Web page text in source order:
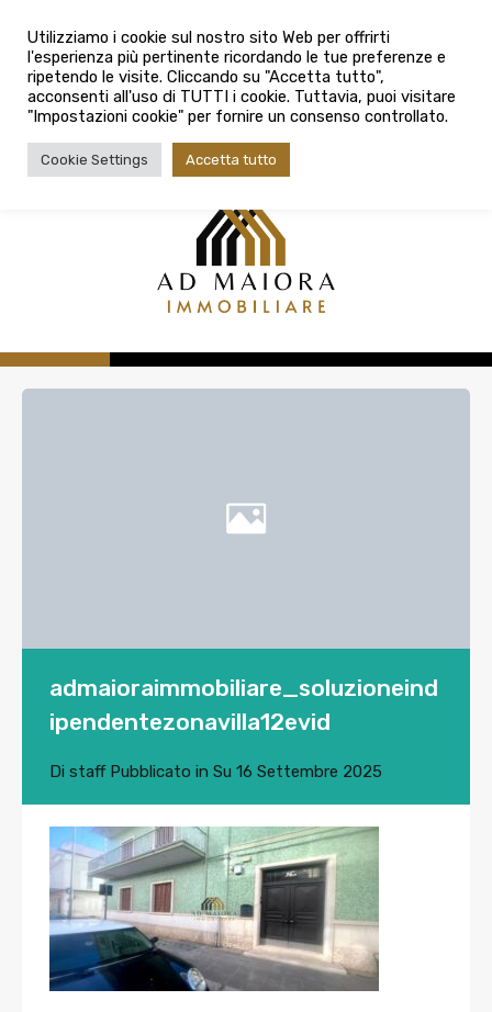
080 3759025
Città
Tipologia contratto
Tipologia contratto
admaioraimmobiliare_soluzioneind
ipendentezonavilla12evid
Di staffPubblicato in Su 16 Settembre 2025
Utilizziamo i cookie sul nostro sito Web per offrirti
l'esperienza più pertinente ricordando le tue preferenze e
ripetendo le visite. Cliccando su "Accetta tutto",
acconsenti all'uso di TUTTI i cookie. Tuttavia, puoi visitare
"Impostazioni cookie" per fornire un consenso controllato.
Cookie Settings Accetta tutto